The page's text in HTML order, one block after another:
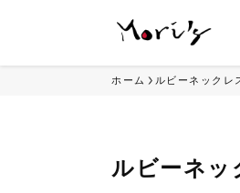
ホーム ルビーネックレ
ルビーネッ